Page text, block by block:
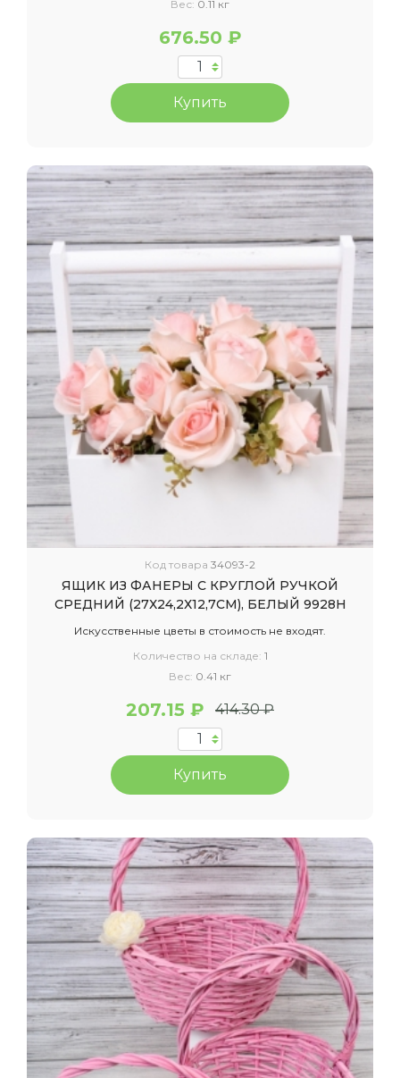
Вес: 0.11 кг
676.50 ₽
Купить
Код товара 34093-2
ЯЩИК ИЗ ФАНЕРЫ С КРУГЛОЙ РУЧКОЙ
СРЕДНИЙ (27Х24,2Х12,7СМ), БЕЛЫЙ 9928Н
Искусственные цветы в стоимость не входят.
Количество на складе: 1
Вес: 0.41 кг
207.15 ₽ 414.30 ₽
Купить